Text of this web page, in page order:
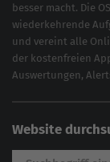
besser macht. Die
wiederkehrende
und vereint alle
der kostenfreien
Auswertungen,
Website